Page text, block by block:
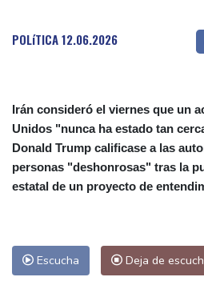
POLíTICA12.06.2026
Irán consideró el viernes que un
Unidos "nunca ha estado tan
Donald Trump calificase a las
personas "deshonrosas" tras la
estatal de un proyecto de
Escucha Deja de